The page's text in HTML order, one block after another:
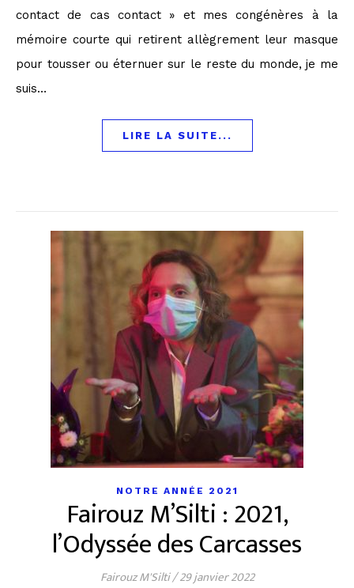
contact de cas contact » et mes congénères à la
mémoire courte qui retirent allègrement leur masque
pour tousser ou éternuer sur le reste du monde, je me
suis…
LIRE LA SUITE...
NOTRE ANNÉE 2021
Fairouz M’Silti : 2021,
l’Odyssée des Carcasses
Fairouz M'Silti/29 janvier 2022